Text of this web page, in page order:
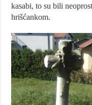
kasabi, to su bili
hrišćankom.